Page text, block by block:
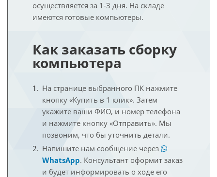
осуществляется за 1-3 дня. На складе
имеются готовые компьютеры.
Как заказать сборку
компьютера
На странице выбранного ПК нажмите
кнопку «Купить в 1 клик». Затем
укажите ваши ФИО, и номер телефона
и нажмите кнопку «Отправить». Мы
позвоним, что бы уточнить детали.
Напишите нам сообщение через
WhatsApp. Консультант оформит заказ
и будет информировать о ходе его